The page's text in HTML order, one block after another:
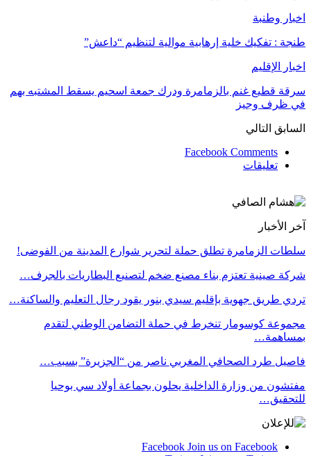
اخبار وطنبة
طنجة : تفكيك خلية إرهابية موالية لتنظيم “داعش”
اخبار الإقليم
سرقة قطيع غنم بالزمامرة ودرك جمعة اسحيم يسقط المشتبه بهم
في ظرف وجيز
السابق التالي
Facebook Comments
تعليقات
آخر الأخبار
سلطات الزمامرة تطلق حملة لتحرير شوارع المدينة من الفوضى!
شركة صينية تعتزم بناء مصنع ضخم لتصنيع البطاريات بالجرف…
تردي طريق جهوية بإقليم سيدي بنور يقود رجال التعليم والساكنة…
مجموعة كوسومار تنخرط في حملة التضامن الوطني لتقدم
بمساهمة…
فاصيل طرد الصحافي المغربي ناصر من “الجزيرة” بسبب…
مفتشون من وزارة الداخلية يحلون بجماعة أولاد سي بوحيا
للتحقيق…
Facebook Join us on Facebook